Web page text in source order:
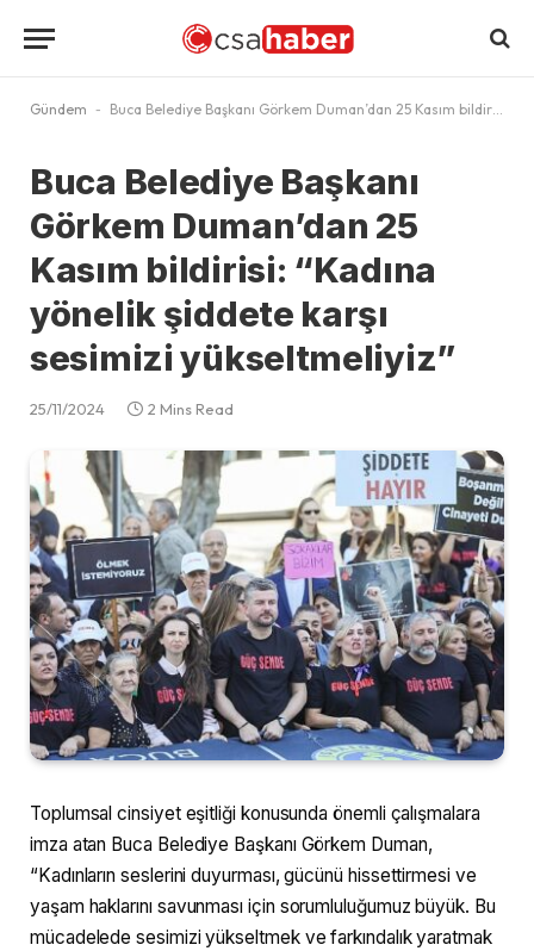
Gündem - Buca Belediye Başkanı Görkem Duman’dan 25 Kasım bildirisi: “Kadına yönelik şiddete karşı sesimizi yükseltmeliyiz”
Buca Belediye Başkanı
Görkem Duman’dan 25
Kasım bildirisi: “Kadına
yönelik şiddete karşı
sesimizi yükseltmeliyiz”
25/11/2024 2 Mins Read
Toplumsal cinsiyet eşitliği konusunda önemli çalışmalara
imza atan Buca Belediye Başkanı Görkem Duman,
“Kadınların seslerini duyurması, gücünü hissettirmesi ve
yaşam haklarını savunması için sorumluluğumuz büyük. Bu
mücadelede sesimizi yükseltmek ve farkındalık yaratmak